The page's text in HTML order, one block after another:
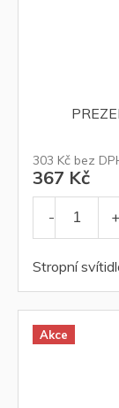
303 Kč bez
367 Kč
Stropní
Akce